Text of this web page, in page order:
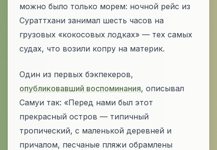
можно было только морем: ночной рейс из
Сураттхани занимал шесть часов на
грузовых «кокосовых лодках» — тех самых
судах, что возили копру на материк.
Один из первых бэкпекеров,
опубликовавший воспоминания, описывал
Самуи так: «Перед нами был этот
прекрасный остров — типичный
тропический, с маленькой деревней и
причалом, песчаные пляжи обрамлены